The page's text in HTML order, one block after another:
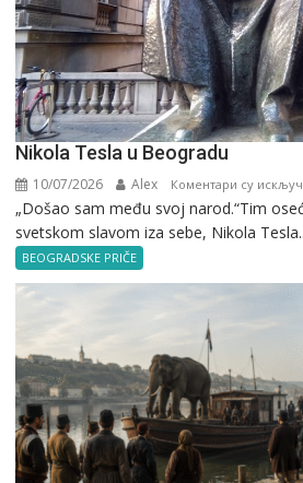
Nikola Tesla u Beogradu
10/07/2026 Alex Коментари су
„Došao sam među svoj narod.“Tim
svetskom slavom iza sebe, Nikola
BEOGRADSKE PRIČE